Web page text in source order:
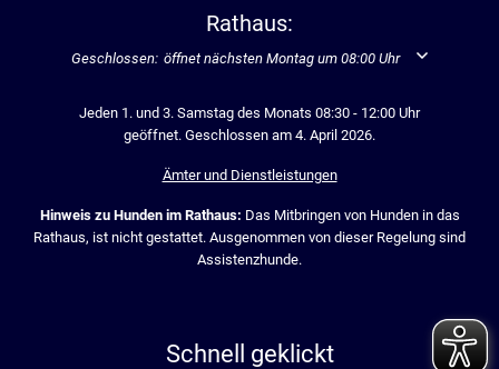
Rathaus:
Klicken, um weitere Öffnungs- oder Schließzeiten auszublenden
Geschlossen: öffnet nächsten Montag um 08:00 Uhr
Jeden 1. und 3. Samstag des Monats 08:30 - 12:00 Uhr
geöffnet. Geschlossen am 4. April 2026.
Ämter und Dienstleistungen
Hinweis zu Hunden im Rathaus: Das Mitbringen von Hunden in das
Rathaus, ist nicht gestattet. Ausgenommen von dieser Regelung sind
Assistenzhunde.
Schnell geklickt